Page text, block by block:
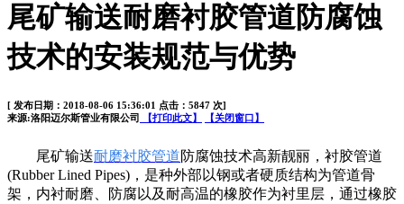
尾矿输送耐磨衬胶管道防腐蚀
技术的安装规范与优势
[ 发布日期：2018-08-06 15:36:01 点击：5847 次]
来源:洛阳迈尔斯管业有限公司
【打印此文】 【关闭窗口】
尾矿输送耐磨衬胶管道防腐蚀技术高新靓丽，衬胶管道
(Rubber Lined Pipes)，是种外部以钢或者硬质结构为管道骨
架，内衬耐磨、防腐以及耐高温的橡胶作为衬里层，通过橡胶